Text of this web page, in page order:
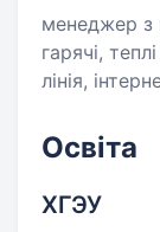
менеджер з
гарячі,
лінія,
Освіта
ХГЭУ